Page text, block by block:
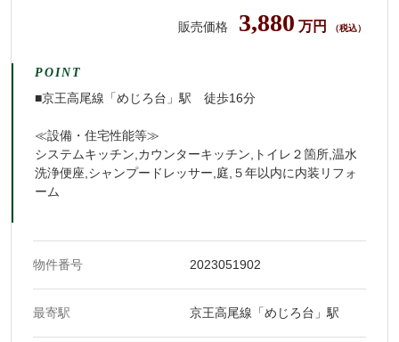
販売価格 3,880 万円 （税込）
POINT
■京王高尾線「めじろ台」駅 徒歩16分
≪設備・住宅性能等≫
システムキッチン,カウンターキッチン,トイレ２箇所,温水
洗浄便座,シャンプードレッサー,庭,５年以内に内装リフォ
ーム
物件番号 2023051902
最寄駅 京王高尾線「めじろ台」駅